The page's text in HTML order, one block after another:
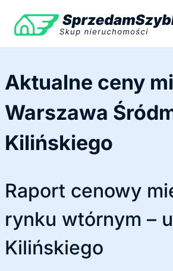
treści
Aktualne ceny
Warszawa
Kilińskiego
Raport cenowy
rynku wtórnym –
Kilińskiego